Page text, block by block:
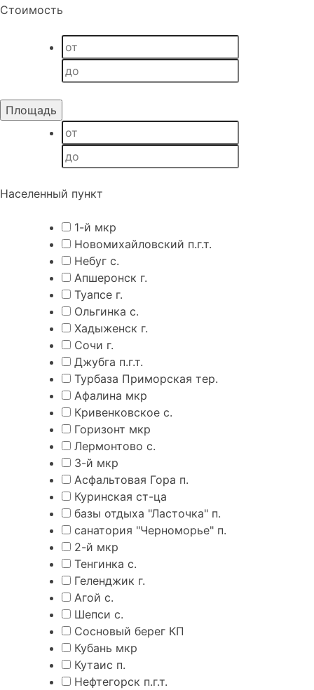
Стоимость
Населенный пункт
1-й мкр
Новомихайловский п.г.т.
Небуг с.
Апшеронск г.
Туапсе г.
Ольгинка с.
Хадыженск г.
Сочи г.
Джубга п.г.т.
Турбаза Приморская тер.
Афалина мкр
Кривенковское с.
Горизонт мкр
Лермонтово с.
3-й мкр
Асфальтовая Гора п.
Куринская ст-ца
базы отдыха "Ласточка" п.
санатория "Черноморье" п.
2-й мкр
Тенгинка с.
Геленджик г.
Агой с.
Шепси с.
Сосновый берег КП
Кубань мкр
Кутаис п.
Нефтегорск п.г.т.